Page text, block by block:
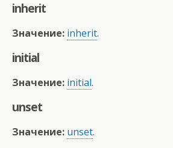
inherit
Значение: inherit.
initial
Значение: initial.
unset
Значение: unset.